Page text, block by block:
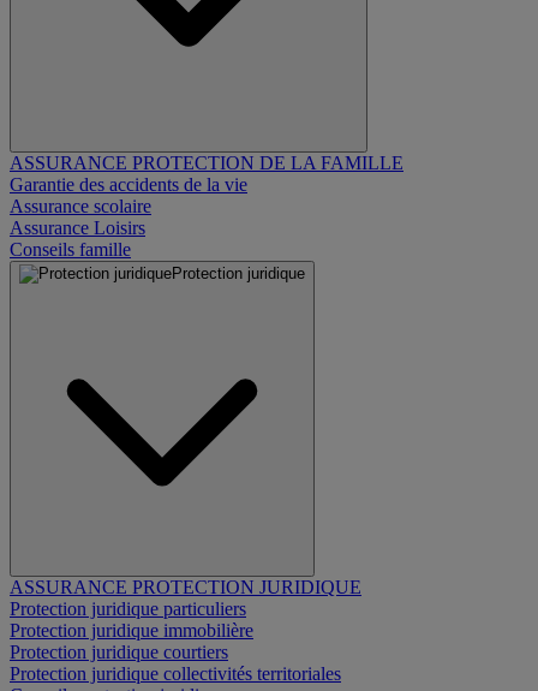
ASSURANCE PROTECTION DE LA FAMILLE
Garantie des accidents de la vie
Assurance scolaire
Assurance Loisirs
Conseils famille
Protection juridique
ASSURANCE PROTECTION JURIDIQUE
Protection juridique particuliers
Protection juridique immobilière
Protection juridique courtiers
Protection juridique collectivités territoriales